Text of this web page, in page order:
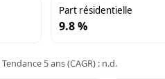
Part résidentielle
9.8 %
5 ans (CAGR) : n.d.